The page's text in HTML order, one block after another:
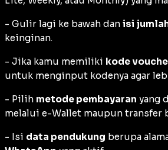
- Gulir lagi ke bawah dan isi
keinginan.
- Jika kamu memiliki kode
untuk menginput kodenya agar
- Pilih metode pembayaran yang
melalui e-Wallet maupun transfer
- Isi data pendukung berupa